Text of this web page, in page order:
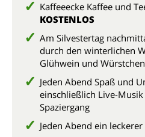
Kaffeeecke Kaffee und
KOSTENLOS
Am Silvestertag
durch den winterlichen
Glühwein und
Jeden Abend Spaß und
einschließlich Live-
Spaziergang
Jeden Abend ein leckerer